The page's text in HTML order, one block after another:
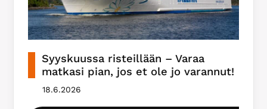
Syyskuussa risteillään – Varaa
matkasi pian, jos et ole jo varannut!
18.6.2026